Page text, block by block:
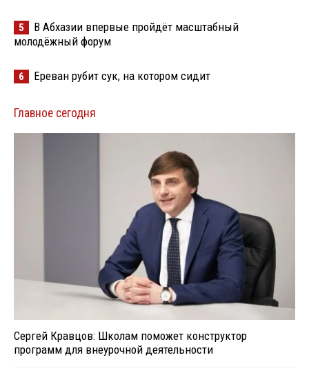
5
В Абхазии впервые пройдёт масштабный
молодёжный форум
6 Ереван рубит сук, на котором сидит
Главное сегодня
Сергей Кравцов: Школам поможет конструктор
программ для внеурочной деятельности